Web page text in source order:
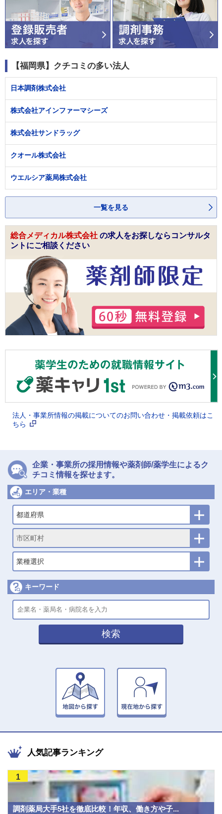
【福岡県】クチコミの多い法人
日本調剤株式会社
株式会社アインファーマシーズ
株式会社サンドラッグ
クオール株式会社
ウエルシア薬局株式会社
一覧を見る
総合メディカル株式会社 の求人をお探しならコンサルタ
ントにご相談ください
法人・事業所情報の掲載についてのお問い合わせ・掲載依頼はこ
ちら
企業・事業所の採用情報や薬剤師/薬学生によるク
チコミ情報を探せます。
エリア・業種
都道府県
市区町村
業種選択
キーワード
検索
人気記事ランキング
調剤薬局大手5社を徹底比較！年収、働き方や子...
1